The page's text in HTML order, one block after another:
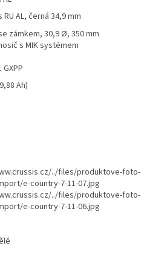
RU AL, černá 34,9 mm
zámkem, 30,9 Ø, 350 mm
s MIK systémem
Ah)
../files/produktove-foto-
e-country-7-11-07.jpg
../files/produktove-foto-
e-country-7-11-06.jpg